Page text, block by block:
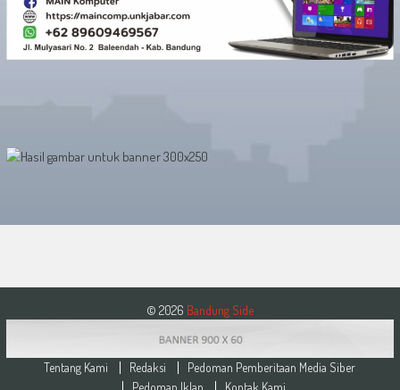
© 2026 Bandung Side
Tentang Kami Redaksi
Pedoman Pemberitaan Media Siber